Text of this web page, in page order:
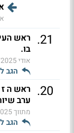
21
. ראש
בו.
אודי02:42
הגב
20
. ראש ה ז
ערב
מתווך
הגב